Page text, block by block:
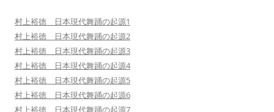
村上裕徳 日本現代舞踊の起源1
村上裕徳 日本現代舞踊の起源2
村上裕徳 日本現代舞踊の起源3
村上裕徳 日本現代舞踊の起源4
村上裕徳 日本現代舞踊の起源5
村上裕徳 日本現代舞踊の起源6
村上裕徳 日本現代舞踊の起源7